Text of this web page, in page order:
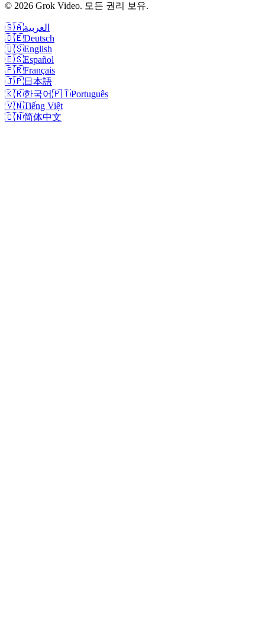
© 2026 Grok Video. 모든 권리 보유.
🇸🇦العربية
🇩🇪Deutsch
🇺🇸English
🇪🇸Español
🇫🇷Français
🇯🇵日本語
🇰🇷한국어🇵🇹Português
🇻🇳Tiếng Việt
🇨🇳简体中文